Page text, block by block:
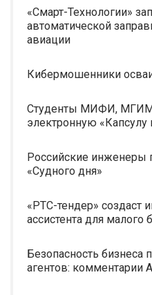
«Смарт-Технологии»
автоматической
авиации
Кибермошенники
Студенты МИФИ,
электронную «Капсулу
Российские инженеры
«Судного дня»
«РТС-тендер» создаст
ассистента для малого
Безопасность
агентов: комментарии